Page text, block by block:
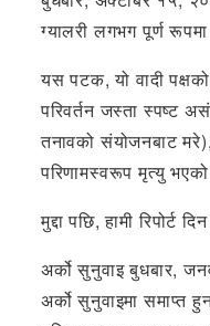
ग्यालरी लगभग पूर्ण
यस पटक, यो वादी
परिवर्तन जस्ता स्पष्ट
तनावको संयोजनबाट
परिणामस्वरूप मृत्यु
मुद्दा पछि, हामी रिपोर्ट
अर्को सुनुवाइ बुधबार,
अर्को सुनुवाइमा समाप्त